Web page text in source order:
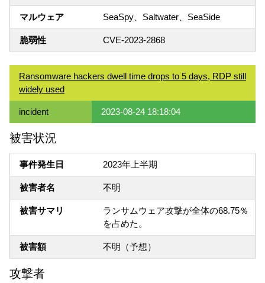
マルウェア SeaSpy、Saltwater、SeaSide
脆弱性 CVE-2023-2868
Ransomware hackers dwell time drops to 5 days, RDP still
widely used
incident 2023-08-24 18:18:04
被害状況
事件発生日 2023年上半期
被害者名 不明
被害サマリ
ランサムウェア攻撃が全体の68.75％
を占めた。
被害額 不明（予想）
攻撃者